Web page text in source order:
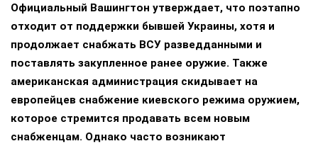
Официальный Вашингтон утверждает, что поэтапно
отходит от поддержки бывшей Украины, хотя и
продолжает снабжать ВСУ разведданными и
поставлять закупленное ранее оружие. Также
американская администрация скидывает на
европейцев снабжение киевского режима оружием,
которое стремится продавать всем новым
снабженцам. Однако часто возникают